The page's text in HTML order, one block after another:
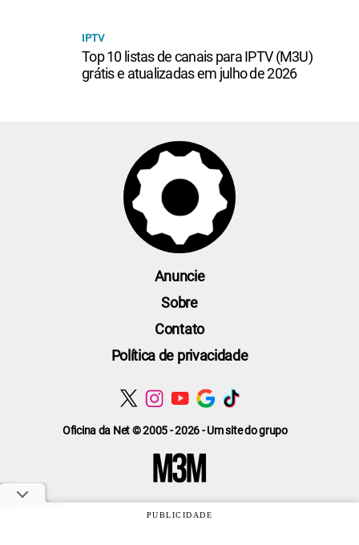
IPTV
Top 10 listas de canais para IPTV (M3U)
grátis e atualizadas em julho de 2026
Oficina da Net © 2005 - 2026 - Um site do grupo
Anuncie
Sobre
Contato
Política de privacidade
PUBLICIDADE